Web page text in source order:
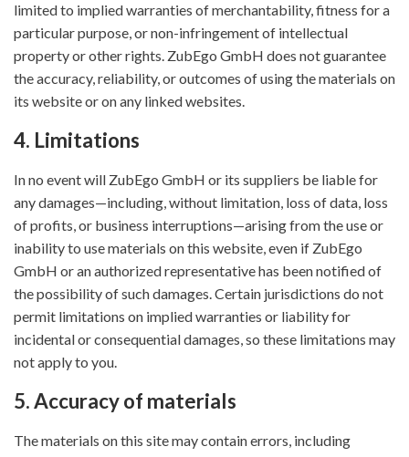
limited to implied warranties of merchantability, fitness for a
particular purpose, or non-infringement of intellectual
property or other rights. ZubEgo GmbH does not guarantee
the accuracy, reliability, or outcomes of using the materials on
its website or on any linked websites.
4. Limitations
In no event will ZubEgo GmbH or its suppliers be liable for
any damages—including, without limitation, loss of data, loss
of profits, or business interruptions—arising from the use or
inability to use materials on this website, even if ZubEgo
GmbH or an authorized representative has been notified of
the possibility of such damages. Certain jurisdictions do not
permit limitations on implied warranties or liability for
incidental or consequential damages, so these limitations may
not apply to you.
5. Accuracy of materials
The materials on this site may contain errors, including